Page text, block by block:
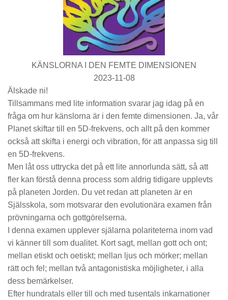
KÄNSLORNA I DEN FEMTE DIMENSIONEN
2023-11-08
Älskade ni!
Tillsammans med lite information svarar jag idag på en
fråga om hur känslorna är i den femte dimensionen. Ja, vår
Planet skiftar till en 5D-frekvens, och allt på den kommer
också att skifta i energi och vibration, för att anpassa sig till
en 5D-frekvens.
Men låt oss uttrycka det på ett lite annorlunda sätt, så att
fler kan förstå denna process som aldrig tidigare upplevts
på planeten Jorden. Du vet redan att planeten är en
Själsskola, som motsvarar den evolutionära examen från
prövningarna och gottgörelserna.
I denna examen upplever själarna polariteterna inom vad
vi känner till som dualitet. Kort sagt, mellan gott och ont;
mellan etiskt och oetiskt; mellan ljus och mörker; mellan
rätt och fel; mellan två antagonistiska möjligheter, i alla
dess bemärkelser.
Efter hundratals eller till och med tusentals inkarnationer